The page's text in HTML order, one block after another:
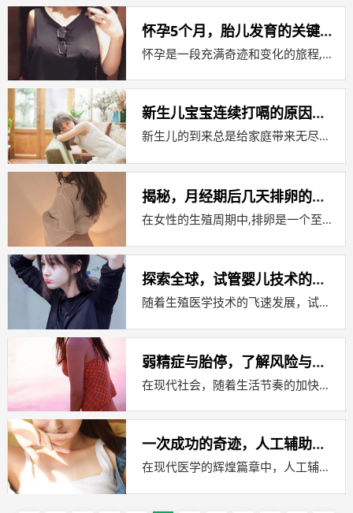
怀孕5个月，胎儿发育的关键时期
怀孕是一段充满奇迹和变化的旅程,每个阶段都有其独特之处，当我们谈论怀孕5个月时，我们正处于这个旅程的一个重要转折点，在这个阶段，...
新生儿宝宝连续打嗝的原因解析
新生儿的到来总是给家庭带来无尽的喜悦,但同时也伴随着许多新的问题和担忧，其中之一就是宝宝连续打嗝的现象，许多新手父母可能会对这一...
揭秘，月经期后几天排卵的科学解释
在女性的生殖周期中,排卵是一个至关重要的生理过程，它标志着卵子从卵巢释放出来，准备与精子结合，形成受精卵，了解排卵的时间对于计划...
探索全球，试管婴儿技术的最佳选择地
随着生殖医学技术的飞速发展，试管婴儿（IVF，体外受精）技术已经成为许多不孕不育夫妇实现生育梦想的重要途径，在全球范围内，不同国...
弱精症与胎停，了解风险与预防措施
在现代社会，随着生活节奏的加快和环境的变化，男性生殖健康问题日益受到关注，弱精症，作为影响男性生育能力的一种常见疾病，不仅关系到...
一次成功的奇迹，人工辅助授精的奥秘
在现代医学的辉煌篇章中，人工辅助生殖技术（Assisted Reproductive Technology, ART）无疑是一个...